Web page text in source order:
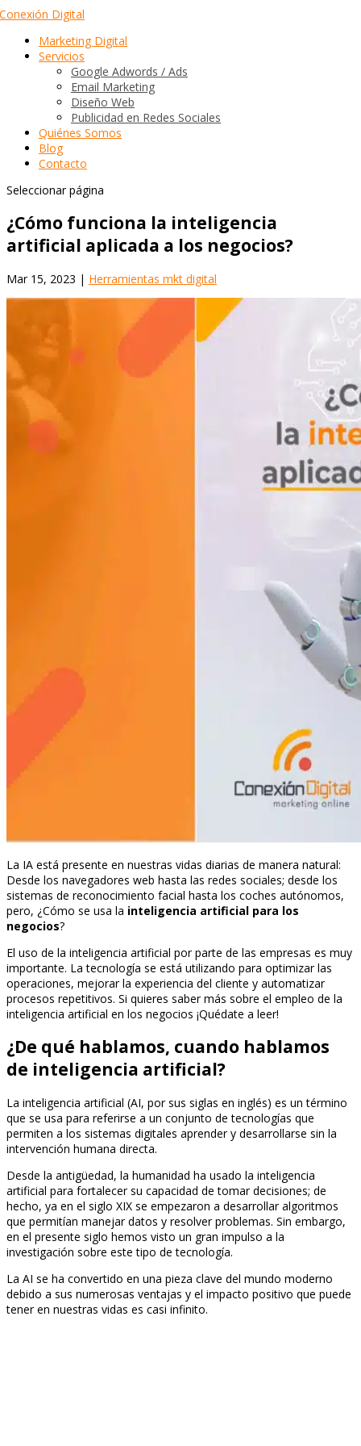
Marketing Digital
Servicios
Google Adwords / Ads
Email Marketing
Diseño Web
Publicidad en Redes Sociales
Quiénes Somos
Blog
Contacto
Seleccionar página
¿Cómo funciona la inteligencia
artificial aplicada a los negocios?
Mar 15, 2023 | Herramientas mkt digital
La IA está presente en nuestras vidas diarias de manera natural:
Desde los navegadores web hasta las redes sociales; desde los
sistemas de reconocimiento facial hasta los coches autónomos,
pero, ¿Cómo se usa la inteligencia artificial para los
negocios?
El uso de la inteligencia artificial por parte de las empresas es muy
importante. La tecnología se está utilizando para optimizar las
operaciones, mejorar la experiencia del cliente y automatizar
procesos repetitivos. Si quieres saber más sobre el empleo de la
inteligencia artificial en los negocios ¡Quédate a leer!
¿De qué hablamos, cuando hablamos
de inteligencia artificial?
La inteligencia artificial (AI, por sus siglas en inglés) es un término
que se usa para referirse a un conjunto de tecnologías que
permiten a los sistemas digitales aprender y desarrollarse sin la
intervención humana directa.
Desde la antigüedad, la humanidad ha usado la inteligencia
artificial para fortalecer su capacidad de tomar decisiones; de
hecho, ya en el siglo XIX se empezaron a desarrollar algoritmos
que permitían manejar datos y resolver problemas. Sin embargo,
en el presente siglo hemos visto un gran impulso a la
investigación sobre este tipo de tecnología.
La AI se ha convertido en una pieza clave del mundo moderno
debido a sus numerosas ventajas y el impacto positivo que puede
tener en nuestras vidas es casi infinito.